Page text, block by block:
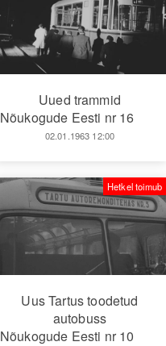
Uued trammid
Nõukogude Eesti nr 16
02.01.1963 12:00
Uus Tartus toodetud
autobuss
Nõukogude Eesti nr 10
Hetkel toimub